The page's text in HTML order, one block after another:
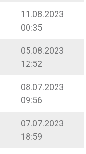
11.08.2023
00:35
05.08.2023
12:52
08.07.2023
09:56
07.07.2023
18:59